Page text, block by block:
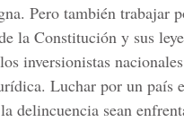
Pero también trabajar
la Constitución y sus
inversionistas
Luchar por un país
delincuencia sean